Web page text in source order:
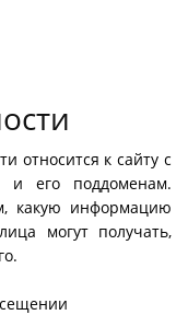
относится к сайту с
и его поддоменам.
какую информацию
могут получать,